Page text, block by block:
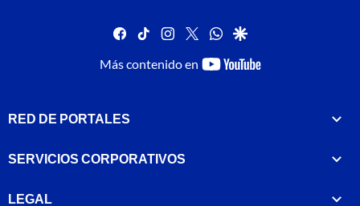
facebook
tiktok instagram
twitterwhatsapp
google
Más contenido en
youtube-
RED DE PORTALES
SERVICIOS CORPORATIVOS
LEGAL